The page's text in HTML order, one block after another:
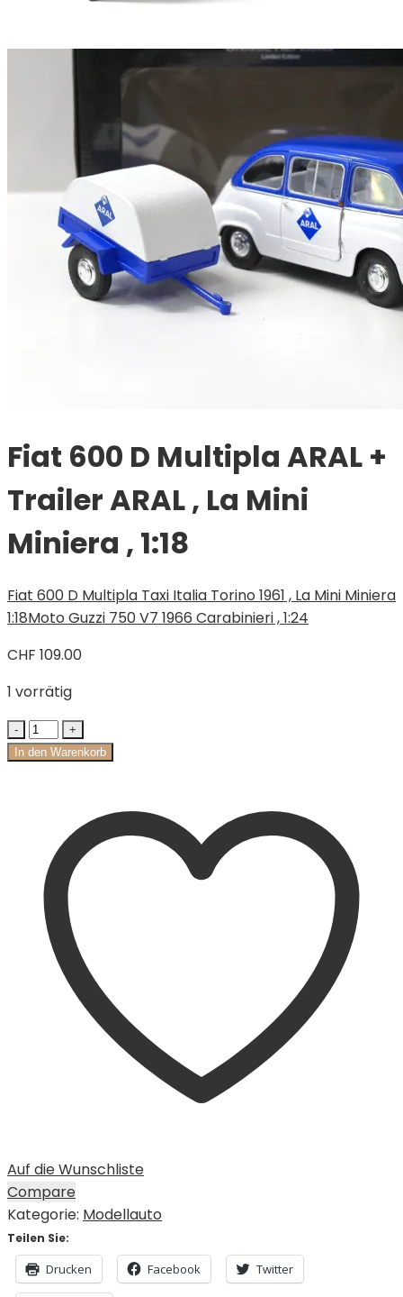
Fiat 600 D Multipla ARAL +
Trailer ARAL , La Mini
Miniera , 1:18
Fiat 600 D Multipla Taxi Italia Torino 1961 , La Mini Miniera
1:18Moto Guzzi 750 V7 1966 Carabinieri , 1:24
CHF 109.00
1 vorrätig
In den Warenkorb
Auf die Wunschliste
Compare
Kategorie: Modellauto
Teilen Sie:
Drucken Facebook Twitter